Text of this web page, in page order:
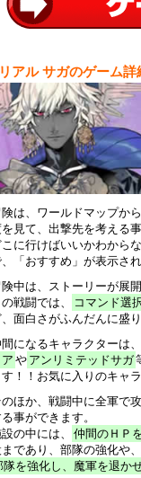
アル サガのゲーム詳
険は、ワールドマップか
を見て、出撃先を考える
こに行けばいいかわから
「おすすめ」が表示さ
険中は、ストーリーが展
の戦闘では、
コマンド選
、面白さがふんだんに盛
になるキャラクターは、
ア や アンリミテッドサガ
す！！お気に入りのキャ
のほか、戦闘中に全軍で
事ができます。
の中には、
仲間のＨＰ
であり、部隊の強化や
隊を強化し、魔軍を退か